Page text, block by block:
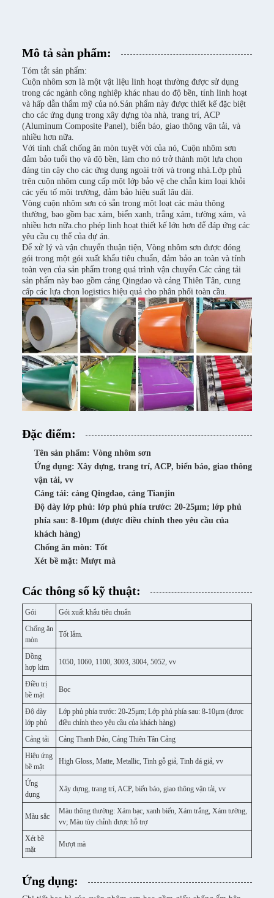
Mô tả sản phẩm:
Tóm tắt sản phẩm:
Cuộn nhôm sơn là một vật liệu linh hoạt thường được sử dụng
trong các ngành công nghiệp khác nhau do độ bền, tính linh hoạt
và hấp dẫn thẩm mỹ của nó.Sản phẩm này được thiết kế đặc biệt
cho các ứng dụng trong xây dựng tòa nhà, trang trí, ACP
(Aluminum Composite Panel), biển báo, giao thông vận tải, và
nhiều hơn nữa.
Với tính chất chống ăn mòn tuyệt vời của nó, Cuộn nhôm sơn
đảm bảo tuổi thọ và độ bền, làm cho nó trở thành một lựa chọn
đáng tin cậy cho các ứng dụng ngoài trời và trong nhà.Lớp phủ
trên cuộn nhôm cung cấp một lớp bảo vệ che chắn kim loại khỏi
các yếu tố môi trường, đảm bảo hiệu suất lâu dài.
Vòng cuộn nhôm sơn có sẵn trong một loạt các màu thông
thường, bao gồm bạc xám, biển xanh, trắng xám, tường xám, và
nhiều hơn nữa.cho phép linh hoạt thiết kế lớn hơn để đáp ứng các
yêu cầu cụ thể của dự án.
Để xử lý và vận chuyển thuận tiện, Vòng nhôm sơn được đóng
gói trong một gói xuất khẩu tiêu chuẩn, đảm bảo an toàn và tính
toàn vẹn của sản phẩm trong quá trình vận chuyển.Các cảng tải
sản phẩm này bao gồm cảng Qingdao và cảng Thiên Tân, cung
cấp các lựa chọn logistics hiệu quả cho phân phối toàn cầu.
Đặc điểm:
Tên sản phẩm: Vòng nhôm sơn
Ứng dụng: Xây dựng, trang trí, ACP, biển báo, giao thông
vận tải, vv
Cảng tải: cảng Qingdao, cảng Tianjin
Độ dày lớp phủ: lớp phủ phía trước: 20-25μm; lớp phủ
phía sau: 8-10μm (được điều chỉnh theo yêu cầu của
khách hàng)
Chống ăn mòn: Tốt
Xét bề mặt: Mượt mà
Các thông số kỹ thuật:
Gói
Gói xuất khẩu tiêu chuẩn
Chống ăn
mòn
Tốt lắm.
Đồng
hợp kim
1050, 1060, 1100, 3003, 3004, 5052, vv
Điều trị
bề mặt
Bọc
Độ dày
lớp phủ
Lớp phủ phía trước: 20-25μm; Lớp phủ phía sau: 8-10μm (được
điều chỉnh theo yêu cầu của khách hàng)
Cảng tải
Cảng Thanh Đảo, Cảng Thiên Tân Cảng
Hiệu ứng
bề mặt
High Gloss, Matte, Metallic, Tinh gỗ giả, Tinh đá giả, vv
Ứng
dụng
Xây dựng, trang trí, ACP, biển báo, giao thông vận tải, vv
Màu sắc
Màu thông thường: Xám bạc, xanh biển, Xám trắng, Xám tường,
vv; Màu tùy chỉnh được hỗ trợ
Xét bề
mặt
Mượt mà
Ứng dụng: